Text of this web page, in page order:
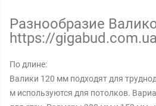
Разнообразие
https://gigabud.com.ua
По длине:
Валики 120 мм подходят для
м используются для потолков.